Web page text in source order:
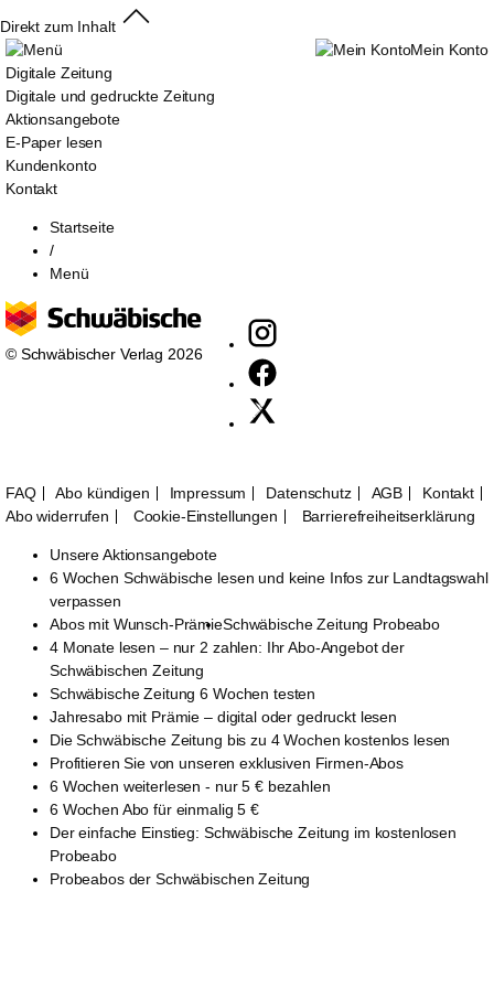
Direkt zum Inhalt
Digitale Zeitung
Digitale und gedruckte Zeitung
Aktionsangebote
E-Paper lesen
Kundenkonto
Kontakt
Mein Konto
Startseite
/
Menü
© Schwäbischer Verlag 2026
FAQ Abo kündigen Impressum Datenschutz AGB
Kontakt
Abo widerrufen
Cookie-Einstellungen Barrierefreiheitserklärung
Unsere Aktionsangebote
6 Wochen Schwäbische lesen und keine Infos zur Landtagswahl
verpassen
Abos mit Wunsch-PrämieSchwäbische Zeitung Probeabo
4 Monate lesen – nur 2 zahlen: Ihr Abo-Angebot der
Schwäbischen Zeitung
Schwäbische Zeitung 6 Wochen testen
Jahresabo mit Prämie – digital oder gedruckt lesen
Die Schwäbische Zeitung bis zu 4 Wochen kostenlos lesen
Profitieren Sie von unseren exklusiven Firmen-Abos
6 Wochen weiterlesen - nur 5 € bezahlen
6 Wochen Abo für einmalig 5 €
Der einfache Einstieg: Schwäbische Zeitung im kostenlosen
Probeabo
Probeabos der Schwäbischen Zeitung